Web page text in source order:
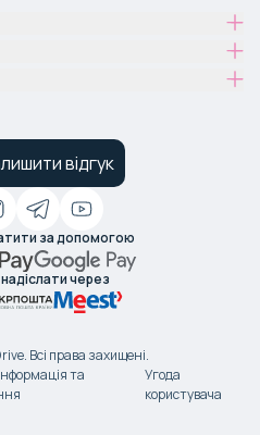
відгук
за допомогою
через
Всі права захищені.
та
Угода
користувача